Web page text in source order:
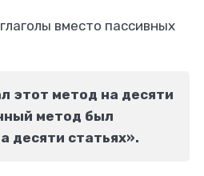
вместо пассивных
этот метод на десяти
метод был
десяти статьях».